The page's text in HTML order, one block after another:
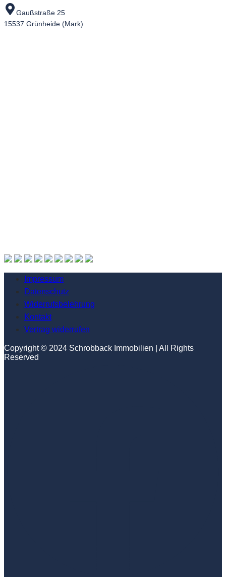
Gaußstraße 25
15537 Grünheide (Mark)
Impressum
Datenschutz
Widerrufsbelehrung
Kontakt
Vertrag widerrufen
Copyright © 2024 Schrobback Immobilien | All Rights
Reserved